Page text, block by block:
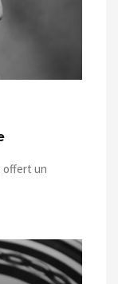
offert un